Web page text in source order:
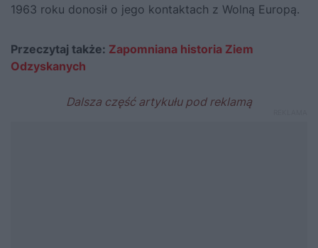
1963 roku donosił o jego kontaktach z Wolną Europą.
Przeczytaj także: Zapomniana historia Ziem
Odzyskanych